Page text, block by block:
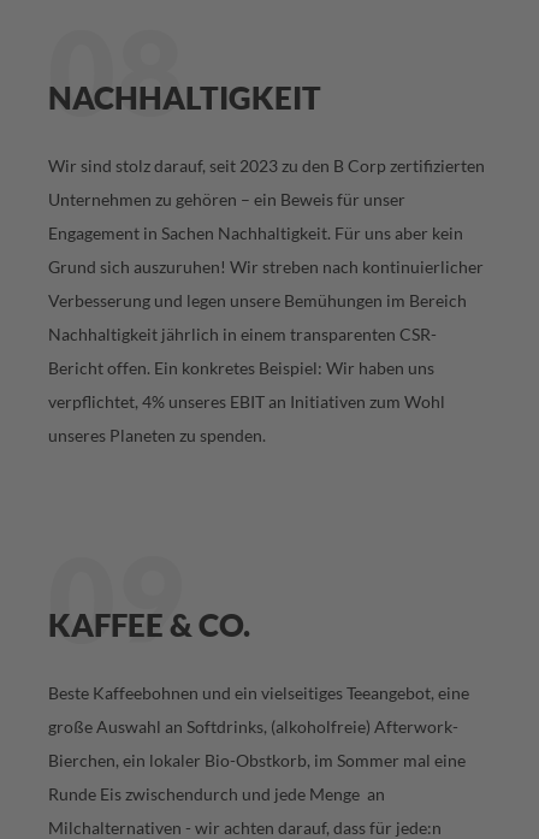
08
NACHHALTIGKEIT
Wir sind stolz darauf, seit 2023 zu den B Corp zertifizierten
Unternehmen zu gehören – ein Beweis für unser
Engagement in Sachen Nachhaltigkeit. Für uns aber kein
Grund sich auszuruhen! Wir streben nach kontinuierlicher
Verbesserung und legen unsere Bemühungen im Bereich
Nachhaltigkeit jährlich in einem transparenten CSR-
Bericht offen. Ein konkretes Beispiel: Wir haben uns
verpflichtet, 4% unseres EBIT an Initiativen zum Wohl
unseres Planeten zu spenden.
09
KAFFEE & CO.
Beste Kaffeebohnen und ein vielseitiges Teeangebot, eine
große Auswahl an Softdrinks, (alkoholfreie) Afterwork-
Bierchen, ein lokaler Bio-Obstkorb, im Sommer mal eine
Runde Eis zwischendurch und jede Menge an
Milchalternativen - wir achten darauf, dass für jede:n